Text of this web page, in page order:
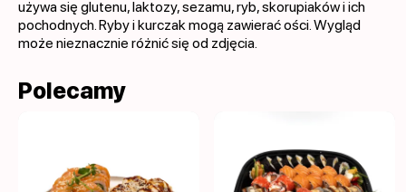
używa się glutenu, laktozy, sezamu, ryb, skorupiaków i ich
pochodnych. Ryby i kurczak mogą zawierać ości. Wygląd
może nieznacznie różnić się od zdjęcia.
Polecamy